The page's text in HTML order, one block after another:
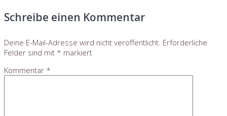
Schreibe einen Kommentar
Deine E-Mail-Adresse wird nicht veröffentlicht. Erforderliche
Felder sind mit * markiert
Kommentar *